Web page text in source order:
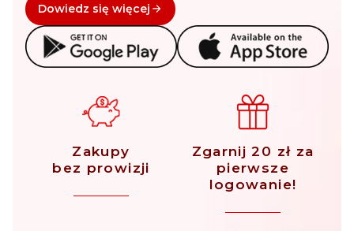
Dowiedz się więcej
Zakupy
bez prowizji
Zgarnij 20 zł za
pierwsze
logowanie!